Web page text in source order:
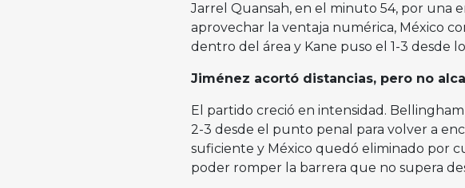
Jarrel Quansah, en el minuto 54, por una
aprovechar la ventaja numérica, México
dentro del área y Kane puso el 1-3 desde
Jiménez acortó distancias, pero no
El partido creció en intensidad.
2-3 desde el punto penal para volver a
suficiente y México quedó eliminado por
poder romper la barrera que no supera